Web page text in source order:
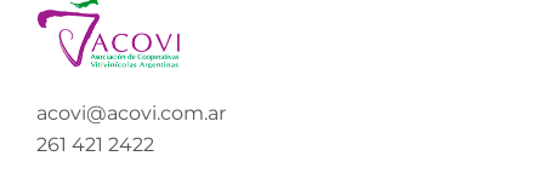
acovi@acovi.com.ar
261 421 2422